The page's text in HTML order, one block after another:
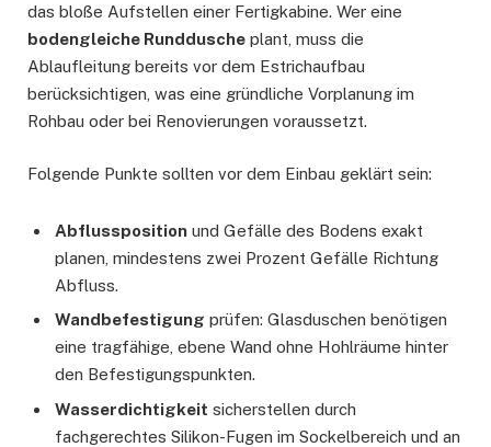
das bloße Aufstellen einer Fertigkabine. Wer eine
bodengleiche Runddusche plant, muss die
Ablaufleitung bereits vor dem Estrichaufbau
berücksichtigen, was eine gründliche Vorplanung im
Rohbau oder bei Renovierungen voraussetzt.
Folgende Punkte sollten vor dem Einbau geklärt sein:
Abflussposition und Gefälle des Bodens exakt
planen, mindestens zwei Prozent Gefälle Richtung
Abfluss.
Wandbefestigung prüfen: Glasduschen benötigen
eine tragfähige, ebene Wand ohne Hohlräume hinter
den Befestigungspunkten.
Wasserdichtigkeit sicherstellen durch
fachgerechtes Silikon-Fugen im Sockelbereich und an